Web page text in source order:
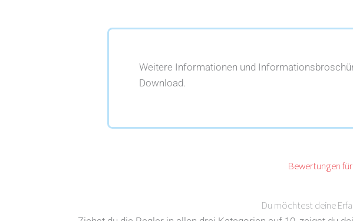
Weitere Informationen und
Download.
Bewertungen
Du möchtest deine